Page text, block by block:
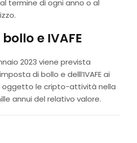
termine di ogni anno o al
e IVAFE
2023 viene prevista
di bollo e delll’IVAFE ai
oggetto le cripto-attività nella
annui del relativo valore.